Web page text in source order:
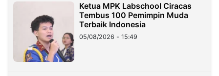
Ketua MPK Labschool Ciracas
Tembus 100 Pemimpin Muda
Terbaik Indonesia
05/08/2026 - 15:49